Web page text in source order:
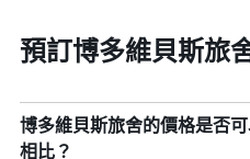
預訂博多維貝斯旅
博多維貝斯旅舍的價格是否
相比？